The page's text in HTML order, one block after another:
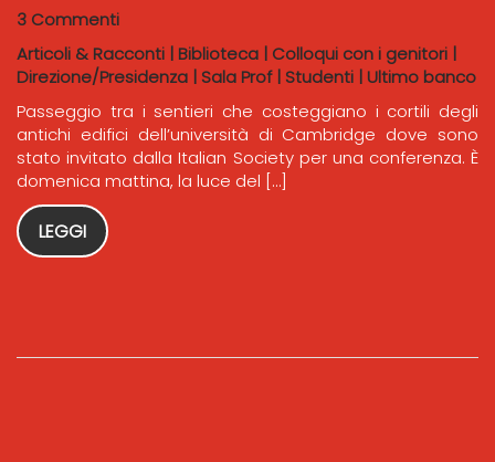
3 Commenti
Articoli & Racconti | Biblioteca | Colloqui con i genitori |
Direzione/Presidenza | Sala Prof| Studenti | Ultimo banco
Passeggio tra i sentieri che costeggiano i cortili degli
antichi edifici dell’università di Cambridge dove sono
stato invitato dalla Italian Society per una conferenza. È
domenica mattina, la luce del […]
LEGGI